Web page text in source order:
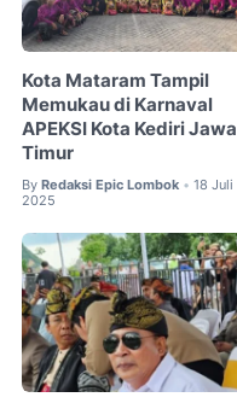
Kota Mataram Tampil
Memukau di Karnaval
APEKSI Kota Kediri Jawa
Timur
By Redaksi Epic Lombok • 18 Juli
2025